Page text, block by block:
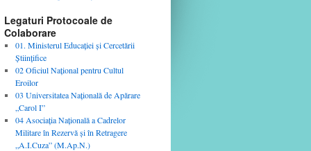
Legaturi Protocoale de
Colaborare
01. Ministerul Educaţiei şi Cercetării
Ştiinţifice
02 Oficiul Naţional pentru Cultul
Eroilor
03 Universitatea Naţională de Apărare
„Carol I”
04 Asociaţia Naţională a Cadrelor
Militare în Rezervă şi în Retragere
„A.I.Cuza” (M.Ap.N.)